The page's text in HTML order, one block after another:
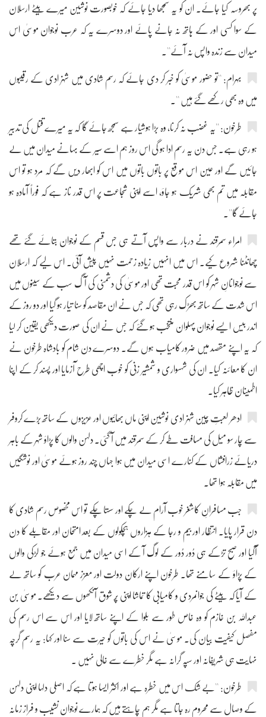
پر بھروسہ کیا جائے۔ ان کو یہ سمجھا دیا جائے کہ خوبصورت نوشین میرے بیٹے ارسلان
کے سوا کسی اور کے ہاتھ نہ جانے پائے اور دوسرے یہ کہ عرب نوجوان موسیٰ اس
میدان سے زندہ واپس نہ آئے''۔
بہرام: ''تو حضور موسیٰ کو خبر کر دی جائے کہ رسم شادی میں شہزادی کے رقیبوں
میں وہ بھی رکھے گئے ہیں ''۔
طرخون: ''یہ غضب نہ کرنا، وہ بڑا ہوشیار ہے سمجھ جائے گا کہ یہ میرے قتل کی تدبیر
ہو رہی ہے۔ جس دن یہ رسم ادا ہو گی اس روز ہم اسے سیر کے بہانے میدان میں لے
جائیں گے اور عین اس موقع پر باتوں باتوں میں اس کو ابھار دیں گے کہ مرد ہو تو اس
مقابلہ میں تم بھی شریک ہو جاؤ، اسے اپنی شجاعت پر اس قدر ناز ہے کہ فوراً آمادہ ہو
جائے گا''۔
امراء سمرقند نے دربار سے واپس آتے ہی جس قسم کے نوجوان بتائے گئے تھے
چھانٹنا شروع کیے۔ اس میں انہیں زیادہ زحمت نہیں پیش آئی۔ اس لیے کہ ارسلان
سے نوجوانانِ شہر کو اس قدر محبت تھی اور موسیٰ کی دشمنی کی آگ سب کے سینوں میں
اس شدت کے ساتھ بھڑک رہی تھی کہ جس نے ان مقاصد کو سنا تیار ہو گیا اور دو روز کے
اندر بیس ایسے نوجوان پہلوان منتخب ہو گئے کہ جس نے ان کی صورت دیکھی یقین کر لیا
کہ یہ اپنے مقصد میں ضرور کامیاب ہوں گے۔ دوسرے دن شام کو بادشاہ طرخون نے
ان کا معائنہ کیا۔ ان کی شہسواری و شمشیر زنی کو خوب اچھی طرح آزمایا اور پسند کر کے اپنا
اطمینان ظاہر کیا۔
ادھر لعبتِ چین شہزادی نوشین اپنی ماں بھائیوں اور عزیزوں کے ساتھ بڑے کروفر
سے چار سو میل کی مسافت طے کر کے سمرقند میں آ گئی۔ دلہن والوں کا پڑاؤ شہر کے باہر
دریائے زرافشاں کے کنارے اسی میدان میں ہوا جہاں چند روز ہوئے موسیٰ اور نوشگیں
میں مقابلہ ہوا تھا۔
جب مسافرانِ کاشغر خوب آرام لے چکے اور سستا چکے تو اس مخصوص رسم شادی کا
دن قرار پایا۔ انتظار اور بیم و رجا کے ہزاروں ہچکولوں کے بعد امتحان اور مقابلے کا دن
آگیا اور صبح تڑکے ہی دُور دُور کے لوگ آ کے اسی میدان میں جمع ہوئے جو لڑکی والوں
کے پڑاؤ کے سامنے تھا۔ طرخون اپنے ارکان دولت اور معزز مہمان عرب کو ساتھ لے
کے آیا کہ بیٹے کی جوانمردی و کامیابی کا تماشا اپنی پُر شوق آنکھوں سے دیکھے۔ موسیٰ بن
عبداللہ بن خازم کو وہ خاص طور سے بلوا کے اپنے ساتھ لایا اور اس سے اس رسم کی
مفصل کیفیت بیان کی۔ موسیٰ نے اس کی باتوں کو حیرت سے سنا اور کہا: یہ رسم گرچہ
نہایت ہی شریفانہ اور سپہ گرانہ ہے مگر خطرے سے خالی نہیں ۔
طرخون: ''بے شک اس میں خطرہ ہے اور اکثر ایسا ہوتا ہے کہ اصلی دلہا اپنی دلہن
کے وصال سے محروم رہ جاتا ہے مگر ہم چاہتے ہیں کہ ہمارے نوجوان نشیب و فراز زمانہ